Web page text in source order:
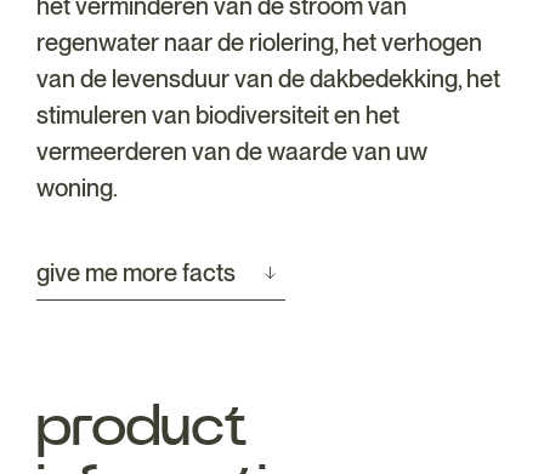
het verminderen van de stroom van
regenwater naar de riolering, het verhogen
van de levensduur van de dakbedekking, het
stimuleren van biodiversiteit en het
vermeerderen van de waarde van uw
woning.
give me more facts
product